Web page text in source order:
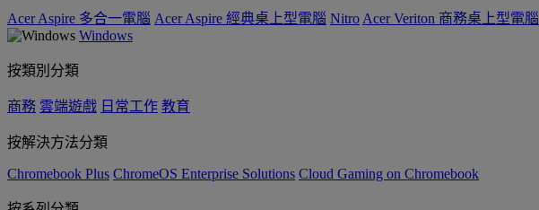
Acer Aspire 多合一電腦 Acer Aspire 經典桌上型電腦 Nitro Acer Veriton 商務桌上型電腦
Windows
按類別分類
商務 雲端遊戲 日常工作 教育
按解決方法分類
Chromebook Plus ChromeOS Enterprise Solutions Cloud Gaming on Chromebook